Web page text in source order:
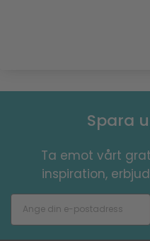
Spara
Ta emot vårt
inspiration,